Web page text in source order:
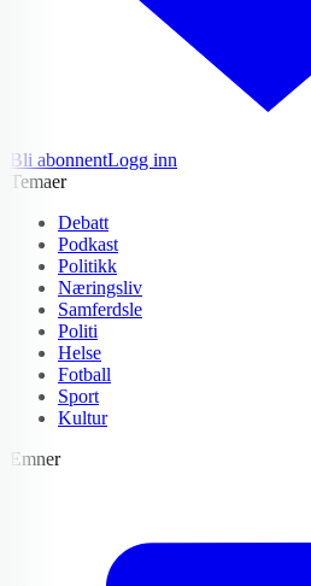
Bli abonnentLogg inn
Temaer
Debatt
Podkast
Politikk
Næringsliv
Samferdsle
Politi
Helse
Fotball
Sport
Kultur
Emner